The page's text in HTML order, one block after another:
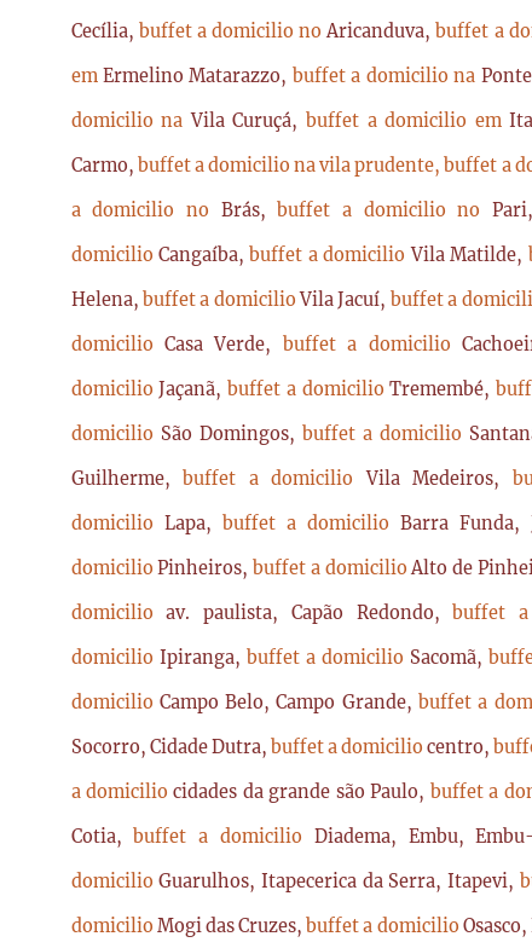
Cecília, buffet a domicilio noAricanduva,buffet a
em Ermelino Matarazzo, buffet a domicilio na
domicilio naVila Curuçá, buffet a domicilio em
Carmo, buffet a domicilio na vila prudente,buffet a
a domicilio no Brás,buffet a domicilio no
domicilio Cangaíba,buffet a domicilioVila Matilde,
Helena, buffet a domicilioVila Jacuí, buffet a
domicilio Casa Verde, buffet a domicilio
domicilioJaçanã,buffet a domicilioTremembé,
domicilio São Domingos, buffet a domicilio
Guilherme,buffet a domicilioVila Medeiros,
domicilio Lapa, buffet a domicilio Barra Funda,
domicilioPinheiros,buffet a domicilioAlto de
domicilioav. paulista, Capão Redondo,buffet
domicilio Ipiranga, buffet a domicilio Sacomã,
domicilio Campo Belo, Campo Grande, buffet a
Socorro, Cidade Dutra, buffet a domicilio centro,
a domiciliocidades da grande são Paulo, buffet a
Cotia,buffet a domicilio Diadema, Embu,
domicilioGuarulhos, Itapecerica da Serra, Itapevi,
domicilio Mogi das Cruzes,buffet a domicilio